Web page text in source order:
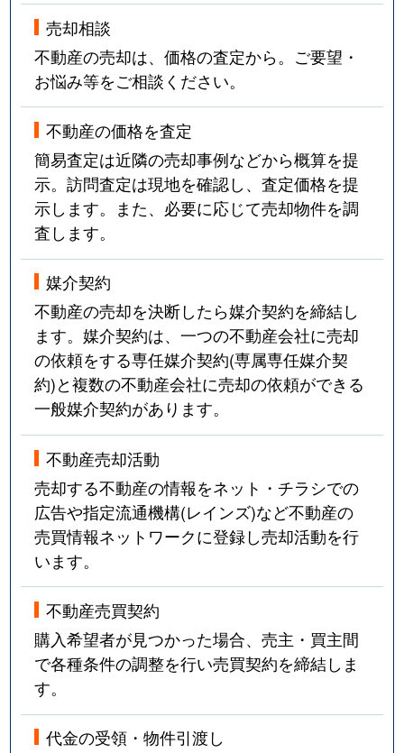
売却相談
不動産の売却は、価格の査定から。ご要望・
お悩み等をご相談ください。
不動産の価格を査定
簡易査定は近隣の売却事例などから概算を提
示。訪問査定は現地を確認し、査定価格を提
示します。また、必要に応じて売却物件を調
査します。
媒介契約
不動産の売却を決断したら媒介契約を締結し
ます。媒介契約は、一つの不動産会社に売却
の依頼をする専任媒介契約(専属専任媒介契
約)と複数の不動産会社に売却の依頼ができる
一般媒介契約があります。
不動産売却活動
売却する不動産の情報をネット・チラシでの
広告や指定流通機構(レインズ)など不動産の
売買情報ネットワークに登録し売却活動を行
います。
不動産売買契約
購入希望者が見つかった場合、売主・買主間
で各種条件の調整を行い売買契約を締結しま
す。
代金の受領・物件引渡し